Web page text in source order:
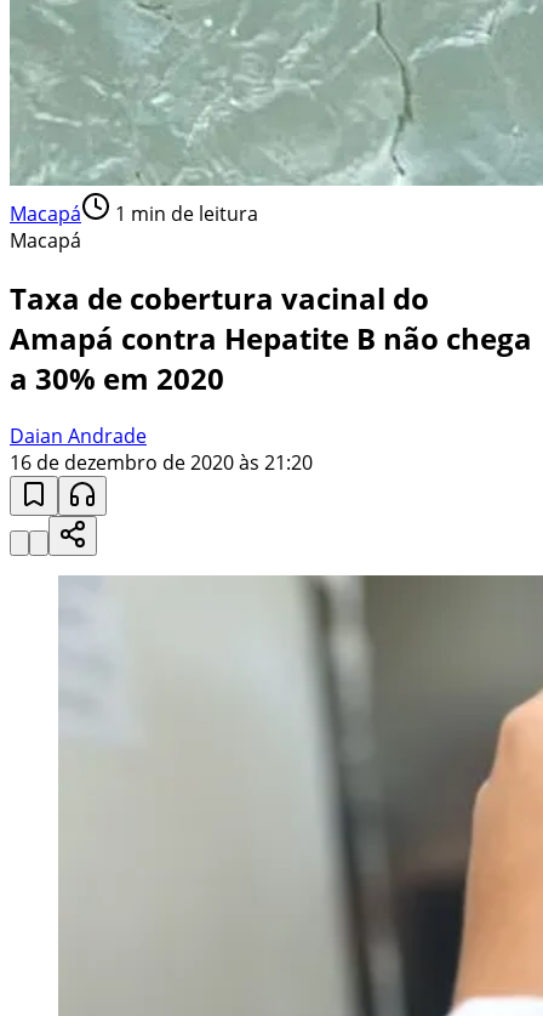
Macapá 1 min de leitura
Macapá
Taxa de cobertura vacinal do
Amapá contra Hepatite B não chega
a 30% em 2020
Daian Andrade
16 de dezembro de 2020 às 21:20